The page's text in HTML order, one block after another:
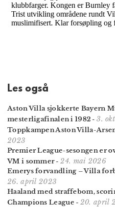
Les også
Aston Villa sjokkerte Bayern
mesterligafinalen i 1982 -3.
Toppkampen Aston Villa-
2023
Premier League-sesongen er
VM i sommer-24. mai 2026
Emerys forvandling – Villa
26. april 2023
Haaland med straffebom,
Champions League - 20. april